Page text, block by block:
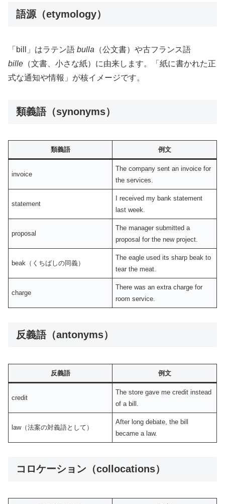
語源（etymology）
「bill」はラテン語 bulla （公文書）や古フランス語
bille （文書、小さな紙）に由来します。「紙に書かれた正
式な通知や情報」が核イメージです。
類義語（synonyms）
類義語 例文
invoice
The company sent an invoice for
the services.
statement
I received my bank statement
last week.
proposal
The manager submitted a
proposal for the new project.
beak（くちばしの同義）
The eagle used its sharp beak to
tear the meat.
charge
There was an extra charge for
room service.
反義語（antonyms）
反義語 例文
credit
The store gave me credit instead
of a bill.
law（法案の対義語として）
After long debate, the bill
became a law.
コロケーション（collocations）